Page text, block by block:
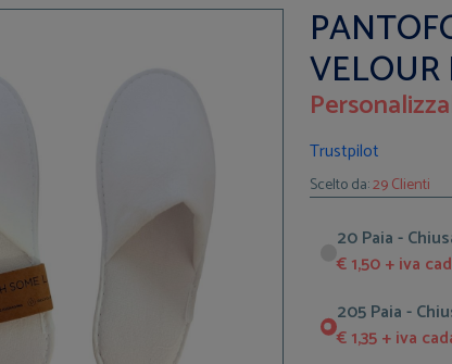
VELOUR
Trustpilot
Scelto da:29 Clienti
20 Paia -
€ 1,50 + iva
205 Paia -
€ 1,35 + iva